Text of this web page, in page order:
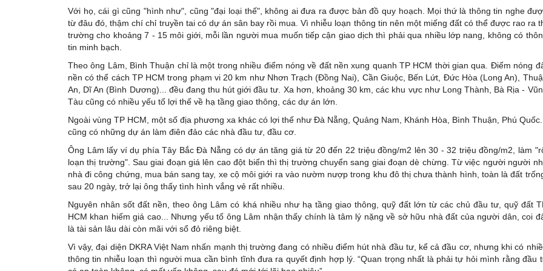
Với họ, cái gì cũng "hình như", cũng "đại loại thế", không ai đưa ra được bản đồ quy hoạch. Mọi thứ là thông tin nghe
từ đâu đó, thậm chí chỉ truyền tai có dự án sân bay rồi mua. Vì nhiễu loạn thông tin nên một miếng đất có thể được rao ra
trường cho khoảng 7 - 15 môi giới, mỗi lần người mua muốn tiếp cận giao dịch thì phải qua nhiều lớp nang, không có
tin minh bạch.
Theo ông Lâm, Bình Thuận chỉ là một trong nhiều điểm nóng về đất nền xung quanh TP HCM thời gian qua. Điểm nóng
nền có thể cách TP HCM trong phạm vi 20 km như Nhơn Trạch (Đồng Nai), Cần Giuộc, Bến Lứt, Đức Hòa (Long An),
An, Dĩ An (Bình Dương)... đều đang thu hút giới đầu tư. Xa hơn, khoảng 30 km, các khu vực như Long Thành, Bà Rịa -
Tàu cũng có nhiều yếu tố lợi thế về hạ tầng giao thông, các dự án lớn.
Ngoài vùng TP HCM, một số địa phương xa khác có lợi thế như Đà Nẵng, Quảng Nam, Khánh Hòa, Bình Thuận, Phú Quốc...
cũng có những dự án làm điên đảo các nhà đầu tư, đầu cơ.
Ông Lâm lấy ví dụ phía Tây Bắc Đà Nẵng có dự án tăng giá từ 20 đến 22 triệu đồng/m2 lên 30 - 32 triệu đồng/m2, làm
loạn thị trường". Sau giai đoạn giá lên cao đột biến thì thị trường chuyển sang giai đoạn dè chừng. Từ việc người người
nhà đi công chứng, mua bán sang tay, xe cộ môi giới ra vào nườm nượp trong khu đô thị chưa thành hình, toàn là đất
sau 20 ngày, trở lại ông thấy tình hình vắng vẻ rất nhiều.
Nguyên nhân sốt đất nền, theo ông Lâm có khá nhiều như hạ tầng giao thông, quỹ đất lớn từ các chủ đầu tư, quỹ đất
HCM khan hiếm giá cao... Nhưng yếu tố ông Lâm nhận thấy chính là tâm lý nặng về sở hữu nhà đất của người dân, coi
là tài sản lâu dài còn mãi với sổ đỏ riêng biệt.
Vì vậy, đại diện DKRA Việt Nam nhấn mạnh thị trường đang có nhiều điểm hút nhà đầu tư, kể cả đầu cơ, nhưng khi có
thông tin nhiễu loạn thì người mua cần bình tĩnh đưa ra quyết định hợp lý. “Quan trọng nhất là phải tự hỏi mình rằng đầu